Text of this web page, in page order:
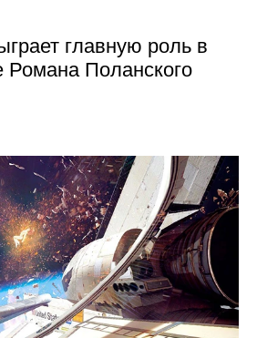
главную роль в
Поланского